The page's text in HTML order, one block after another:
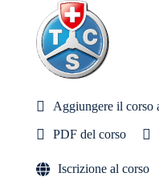
Aggiungere il corso
PDF del corso
Iscrizione al corso